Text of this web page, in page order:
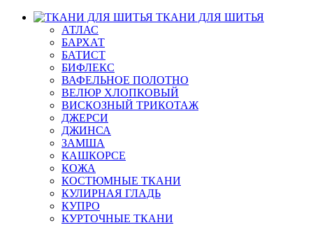
ТКАНИ ДЛЯ ШИТЬЯ
АТЛАС
БАРХАТ
БАТИСТ
БИФЛЕКС
ВАФЕЛЬНОЕ ПОЛОТНО
ВЕЛЮР ХЛОПКОВЫЙ
ВИСКОЗНЫЙ ТРИКОТАЖ
ДЖЕРСИ
ДЖИНСА
ЗАМША
КАШКОРСЕ
КОЖА
КОСТЮМНЫЕ ТКАНИ
КУЛИРНАЯ ГЛАДЬ
КУПРО
КУРТОЧНЫЕ ТКАНИ